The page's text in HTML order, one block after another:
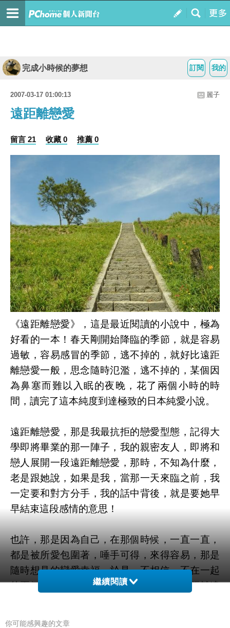
我的
訂閱
完成小時候的夢想
2007-03-17 01:00:13 麗子
遠距離戀愛
留言 21 收藏 0 推薦 0
《遠距離戀愛》，這是最近閱讀的小說中，極為
好看的一本！春天剛開始降臨的季節，就是容易
過敏，容易感冒的季節，逃不掉的，就好比遠距
離戀愛一般，思念隨時氾濫，逃不掉的，某個因
為鼻塞而難以入眠的夜晚，花了兩個小時的時
間，讀完了這本純度到達極致的日本純愛小說。
遠距離戀愛，那是我最抗拒的戀愛型態，記得大
學即將畢業的那一陣子，我的親密友人，即將和
戀人展開一段遠距離戀愛，那時，不知為什麼，
老是跟她說，如果是我，當那一天來臨之前，我
一定要和對方分手，我的話中背後，就是要她早
早結束這段感情的意思！
也許，那是因為自己，在那個時候，一直一直，
都是被所愛包圍著，唾手可得，來得容易，那是
隨時想見的戀愛幸福，於是，不相信，不在一起
的兩個人也可以心靈相繫，更害怕的是，距離遠
繼續閱讀
你可能感興趣的文章